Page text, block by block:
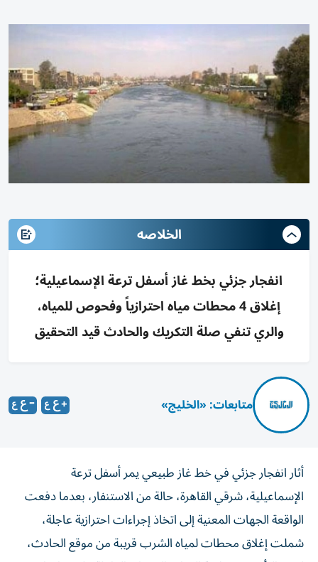
الخلاصه
انفجار جزئي بخط غاز أسفل ترعة الإسماعيلية؛
إغلاق 4 محطات مياه احترازياً وفحوص للمياه،
والري تنفي صلة التكريك والحادث قيد التحقيق
متابعات: «الخليج»
أثار انفجار جزئي في خط غاز طبيعي يمر أسفل ترعة
الإسماعيلية، شرقي القاهرة، حالة من الاستنفار، بعدما دفعت
الواقعة الجهات المعنية إلى اتخاذ إجراءات احترازية عاجلة،
شملت إغلاق محطات لمياه الشرب قريبة من موقع الحادث،